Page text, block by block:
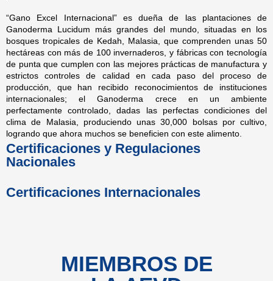
“Gano Excel Internacional” es dueña de las plantaciones de
Ganoderma Lucidum más grandes del mundo, situadas en los
bosques tropicales de Kedah, Malasia, que comprenden unas 50
hectáreas con más de 100 invernaderos, y fábricas con tecnología
de punta que cumplen con las mejores prácticas de manufactura y
estrictos controles de calidad en cada paso del proceso de
producción, que han recibido reconocimientos de instituciones
internacionales; el Ganoderma crece en un ambiente
perfectamente controlado, dadas las perfectas condiciones del
clima de Malasia, produciendo unas 30,000 bolsas por cultivo,
logrando que ahora muchos se beneficien con este alimento.
Certificaciones y Regulaciones
Nacionales
Certificaciones Internacionales
MIEMBROS DE